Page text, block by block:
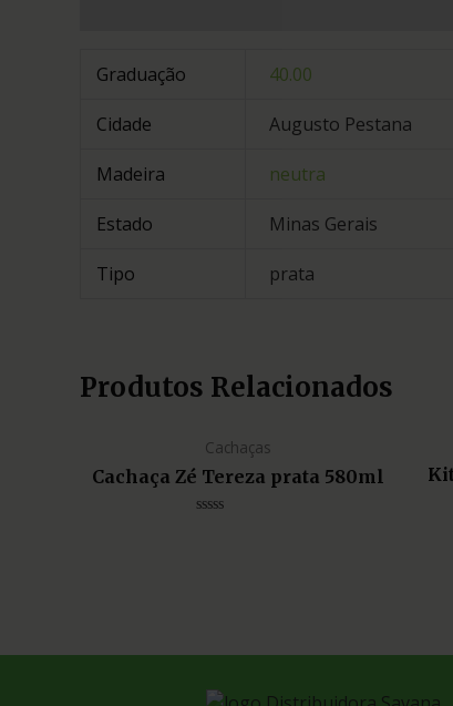
Graduação 40.00
Cidade Augusto Pestana
Madeira neutra
Estado Minas Gerais
Tipo prata
Produtos Relacionados
Cachaças
Cachaça Zé Tereza prata 580ml